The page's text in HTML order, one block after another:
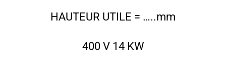
HAUTEUR UTILE = …..mm
400 V 14 KW